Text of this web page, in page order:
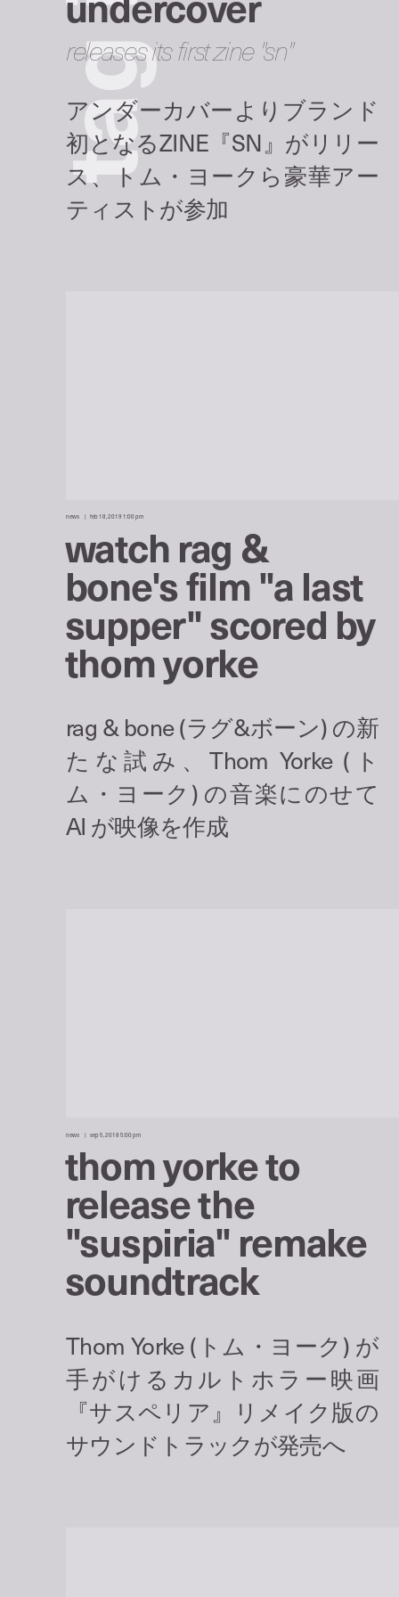
t
a
g
releases its first zine "sn"
news feb 18, 2019 1:00 pm
watch rag &
bone's film "a last
supper" scored by
thom yorke
news sep 5, 2018 5:00 pm
thom yorke to
release the
"suspiria" remake
soundtrack